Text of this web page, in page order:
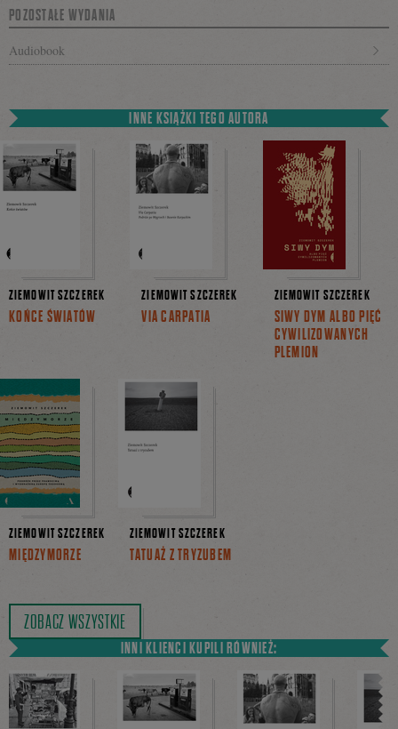
POZOSTAŁE WYDANIA
Audiobook
INNE KSIĄŻKI TEGO AUTORA
ZIEMOWIT SZCZEREK
KOŃCE ŚWIATÓW
ZIEMOWIT SZCZEREK
VIA CARPATIA
ZIEMOWIT SZCZEREK
SIWY DYM ALBO PIĘĆ
CYWILIZOWANYCH
PLEMION
ZIEMOWIT SZCZEREK
MIĘDZYMORZE
ZIEMOWIT SZCZEREK
TATUAŻ Z TRYZUBEM
ZOBACZ WSZYSTKIE
INNI KLIENCI KUPILI RÓWNIEŻ: